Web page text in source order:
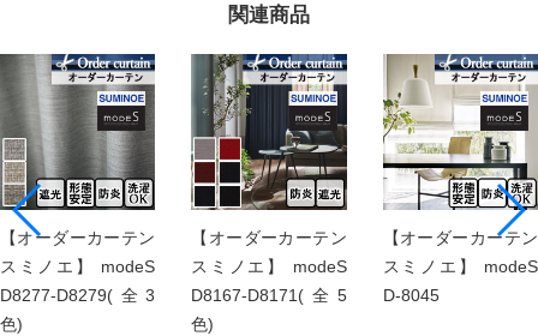
関連商品
【オーダーカーテン
スミノエ】 modeS
D8277-D8279(全3
色)
【オーダーカーテン
スミノエ】 modeS
D8167-D8171(全5
色)
【オーダーカーテン
スミノエ】 modeS
D-8045